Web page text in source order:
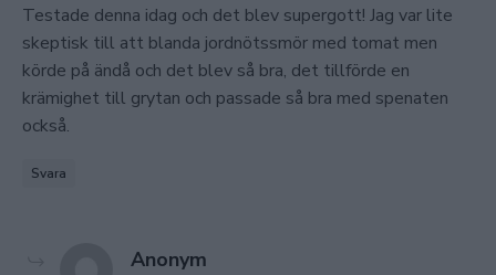
Testade denna idag och det blev supergott! Jag var lite
skeptisk till att blanda jordnötssmör med tomat men
körde på ändå och det blev så bra, det tillförde en
krämighet till grytan och passade så bra med spenaten
också.
Svara
Anonym